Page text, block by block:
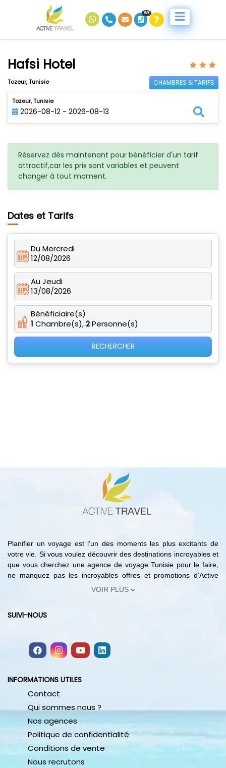
WE
Hafsi Hotel
Tozeur, Tunisie CHAMBRES & TARIFS
Tozeur, Tunisie
2026-08-12 - 2026-08-13
Réservez dès maintenant pour bénéficier d'un tarif
attractif,car les prix sont variables et peuvent
changer à tout moment.
Dates et Tarifs
Du Mercredi
12/08/2026
Au Jeudi
13/08/2026
Bénéficiaire(s)
1 Chambre(s),2Personne(s)
RECHERCHER
Planifier un voyage est l'un des moments les plus excitants de
votre vie. Si vous voulez découvrir des destinations incroyables et
que vous cherchez une agence de voyage Tunisie pour le faire,
ne manquez pas les incroyables offres et promotions d’Active
Travel. En effet, avec notre agence de voyage Tunisie vous
Tunisie et bien plus encore. Ainsi, du choix d'une destination à
domicile. Sur notre site, vous trouverez des bons plans, des
hôtels dans les meilleures destinations tunisiennes ainsi que des
packages complets pour des destinations internationales
merveilleuses. Réalisez votre voyage de rêve et partez à
VOIR PLUS
SUIVI-NOUS
INFORMATIONS UTILES
Contact
Qui sommes nous ?
Nos agences
Politique de confidentialité
Conditions de vente
Nous recrutons